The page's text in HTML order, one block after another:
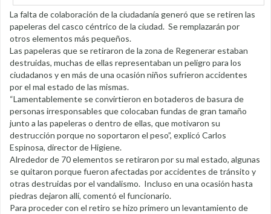
La falta de colaboración de la ciudadanía generó que se retiren las
papeleras del casco céntrico de la ciudad. Se remplazarán por
otros elementos más pequeños.
Las papeleras que se retiraron de la zona de Regenerar estaban
destruidas, muchas de ellas representaban un peligro para los
ciudadanos y en más de una ocasión niños sufrieron accidentes
por el mal estado de las mismas.
“Lamentablemente se convirtieron en botaderos de basura de
personas irresponsables que colocaban fundas de gran tamaño
junto a las papeleras o dentro de ellas, que motivaron su
destrucción porque no soportaron el peso”, explicó Carlos
Espinosa, director de Higiene.
Alrededor de 70 elementos se retiraron por su mal estado, algunas
se quitaron porque fueron afectadas por accidentes de tránsito y
otras destruidas por el vandalismo. Incluso en una ocasión hasta
piedras dejaron allí, comentó el funcionario.
Para proceder con el retiro se hizo primero un levantamiento de